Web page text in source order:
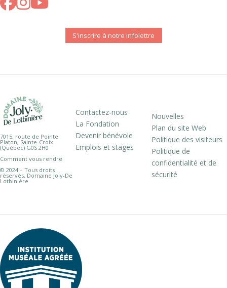
S'inscrire à notre infolettre
7015, route de Pointe
Platon, Sainte-Croix
(Québec) G0S 2H0
Comment vous rendre
© 2024 – Tous droits
réservés, Domaine Joly-De
Lotbinière
Contactez-nous
La Fondation
Devenir bénévole
Emplois et stages
Nouvelles
Plan du site Web
Politique des visiteurs
Politique de
confidentialité et de
sécurité